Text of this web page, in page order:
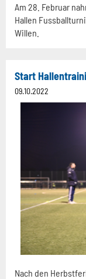
Am 28. Februar
Hallen
Willen.
09.10.2022
Nach den